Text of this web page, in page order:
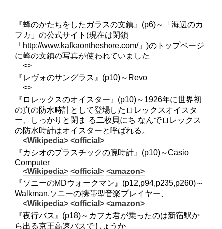
『蜂のかたちをしたガラスの文鎮』(p6)～「海辺のカ
フカ」の公式サイト(現在は閉鎖
「http://www.kafkaontheshore.com/」)のトップページ
に蜂の文鎮の写真が使われていました
<>
『レヴォのサングラス』(p10)～Revo
<>
『ロレックスのオイスター』(p10)～1926年に世界初
の真の防水時計として登場したロレックスオイスタ
ー、しっかりと閉ま る二枚貝にち なんでロレックス
の防水時計はオイスターと呼ばれる。
<Wikipedia> <official>
『カシオのプラスチックの腕時計』(p10)～Casio
Computer
<Wikipedia> <official> <amazon>
『ソニーのMDウォークマン』(p12,p94,p235,p260)～
Walkman,ソニーの携帯型音楽プレイヤー、
<Wikipedia> <official> <amazon>
『夜行バス』(p18)～カフカ君が乗ったのは新宿駅か
ら出る京王高速バスでしょうか